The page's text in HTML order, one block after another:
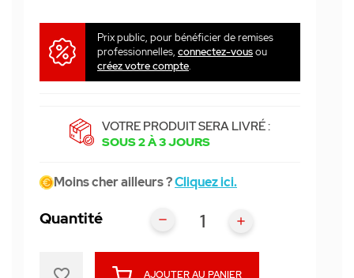
Prix public, pour bénéficier de remises
professionnelles, connectez-vousou
créez votre compte.
VOTRE PRODUIT SERA LIVRÉ :
SOUS 2 À 3 JOURS
Moins cher ailleurs ?Cliquez ici.
Quantité
AJOUTER AU PANIER